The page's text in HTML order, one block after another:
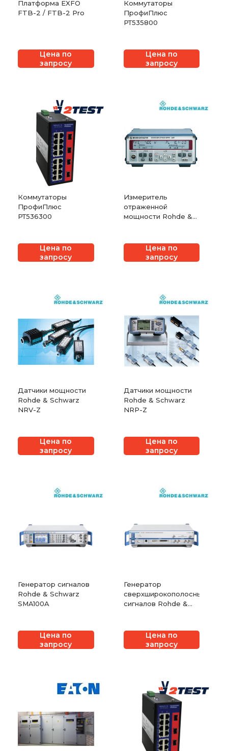
Платформа EXFO
FTB-2 / FTB-2 Pro
Цена по
запросу
Коммутаторы
ПрофиПлюс
РТ535800
Цена по
запросу
Коммутаторы
ПрофиПлюс
РТ536300
Цена по
запросу
Измеритель
отраженной
мощности Rohde &
Цена по
запросу
Датчики мощности
Rohde & Schwarz
NRV-Z
Цена по
запросу
Датчики мощности
Rohde & Schwarz
NRP-Z
Цена по
запросу
Генератор сигналов
Rohde & Schwarz
SMA100A
Цена по
запросу
Генератор
сверхширокополосных
сигналов Rohde &
Цена по
запросу